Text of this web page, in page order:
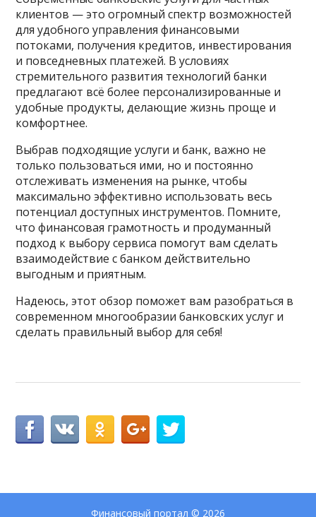
клиентов — это огромный спектр возможностей
для удобного управления финансовыми
потоками, получения кредитов, инвестирования
и повседневных платежей. В условиях
стремительного развития технологий банки
предлагают всё более персонализированные и
удобные продукты, делающие жизнь проще и
комфортнее.
Выбрав подходящие услуги и банк, важно не
только пользоваться ими, но и постоянно
отслеживать изменения на рынке, чтобы
максимально эффективно использовать весь
потенциал доступных инструментов. Помните,
что финансовая грамотность и продуманный
подход к выбору сервиса помогут вам сделать
взаимодействие с банком действительно
выгодным и приятным.
Надеюсь, этот обзор поможет вам разобраться в
современном многообразии банковских услуг и
сделать правильный выбор для себя!
Финансовый портал © 2026